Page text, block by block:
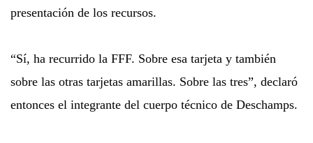
presentación de los recursos.
“Sí, ha recurrido la FFF. Sobre esa tarjeta y también
sobre las otras tarjetas amarillas. Sobre las tres”, declaró
entonces el integrante del cuerpo técnico de Deschamps.